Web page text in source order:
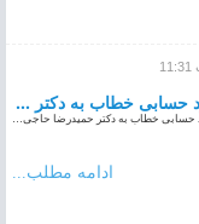
نامه بنیاد پرفسور محمود حسابی خطاب به دکتر حمیدرضا حاجی بابایی
حسابی خطاب به دکتر حمیدرضا حاجی…
ادامه مطلب...